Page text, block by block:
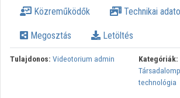
Intézmények
Közreműködők
Közreműködők Technikai
Megosztás Letöltés
Tulajdonos: Videotorium admin Kategóriák:
technológia